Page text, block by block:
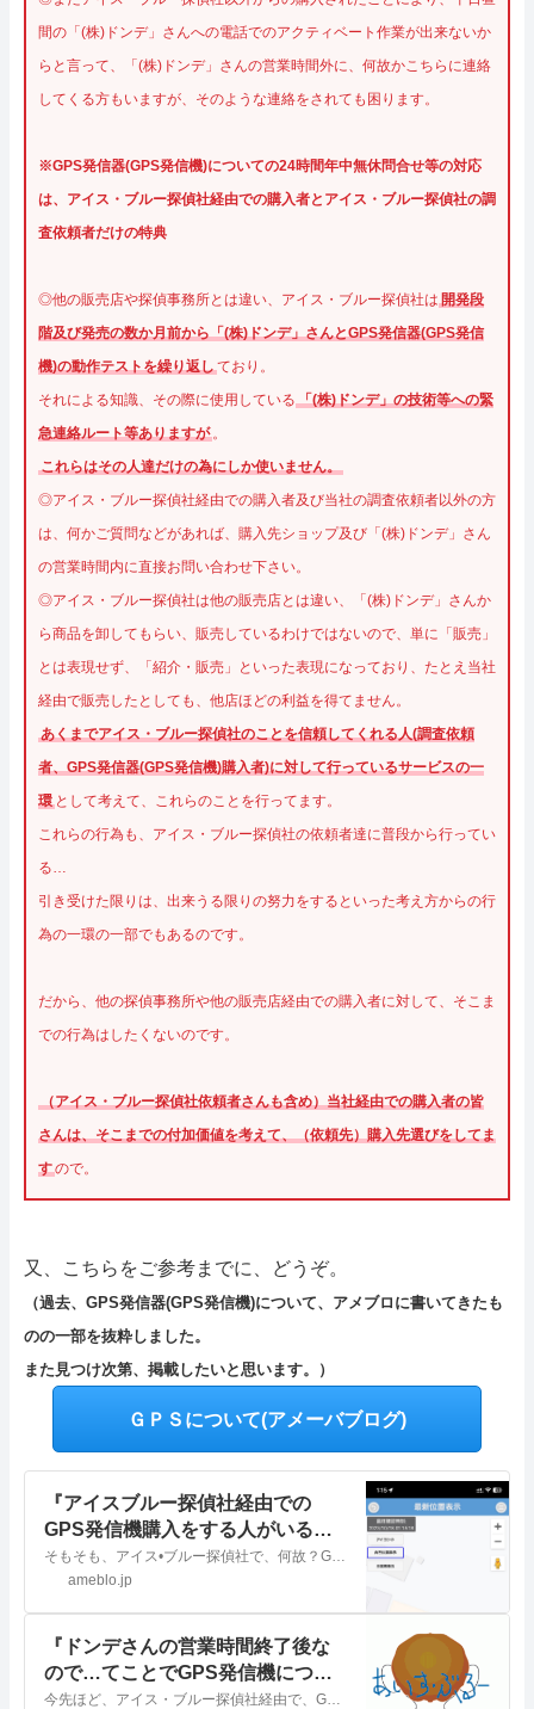
間の「(株)ドンデ」さんへの電話でのアクティベート作業が出来ないか
らと言って、「(株)ドンデ」さんの営業時間外に、何故かこちらに連絡
してくる方もいますが、そのような連絡をされても困ります。
※GPS発信器(GPS発信機)についての24時間年中無休問合せ等の対応
は、アイス・ブルー探偵社経由での購入者とアイス・ブルー探偵社の調
査依頼者だけの特典
◎他の販売店や探偵事務所とは違い、アイス・ブルー探偵社は 開発段
階及び発売の数か月前から「(株)ドンデ」さんとGPS発信器(GPS発信
機)の動作テストを繰り返しており。
それによる知識、その際に使用している 「(株)ドンデ」の技術等への緊
急連絡ルート等ありますが 。
これらはその人達だけの為にしか使いません。
◎アイス・ブルー探偵社経由での購入者及び当社の調査依頼者以外の方
は、何かご質問などがあれば、購入先ショップ及び「(株)ドンデ」さん
の営業時間内に直接お問い合わせ下さい。
◎アイス・ブルー探偵社は他の販売店とは違い、「(株)ドンデ」さんか
ら商品を卸してもらい、販売しているわけではないので、単に「販売」
とは表現せず、「紹介・販売」といった表現になっており、たとえ当社
経由で販売したとしても、他店ほどの利益を得てません。
あくまでアイス・ブルー探偵社のことを信頼してくれる人(調査依頼
者、GPS発信器(GPS発信機)購入者)に対して行っているサービスの一
環 として考えて、これらのことを行ってます。
これらの行為も、アイス・ブルー探偵社の依頼者達に普段から行ってい
る…
引き受けた限りは、出来うる限りの努力をするといった考え方からの行
為の一環の一部でもあるのです。
だから、他の探偵事務所や他の販売店経由での購入者に対して、そこま
での行為はしたくないのです。
（アイス・ブルー探偵社依頼者さんも含め）当社経由での購入者の皆
さんは、そこまでの付加価値を考えて、（依頼先）購入先選びをしてま
すので。
又、こちらをご参考までに、どうぞ。
（過去、GPS発信器(GPS発信機)について、アメブロに書いてきたも
のの一部を抜粋しました。
また見つけ次第、掲載したいと思います。）
ＧＰＳについて(アメーバブログ)
『アイスブルー探偵社経由での
GPS発信機購入をする人がいる理
由は…逆にお得だから』
ameblo.jp
『ドンデさんの営業時間終了後な
ので…てことでGPS発信機につい
ての電話が』